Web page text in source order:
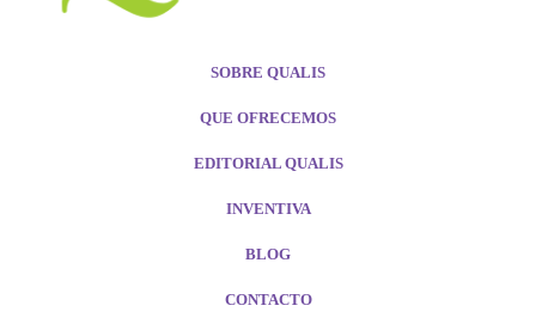
SOBRE QUALIS
QUE OFRECEMOS
EDITORIAL QUALIS
INVENTIVA
BLOG
CONTACTO